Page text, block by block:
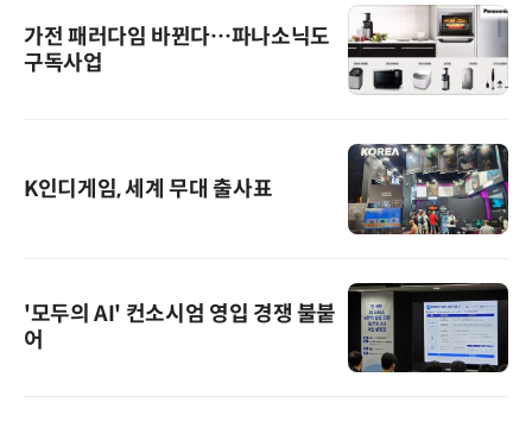
가전 패러다임 바뀐다…파나소닉도
구독사업
K인디게임, 세계 무대 출사표
'모두의 AI' 컨소시엄 영입 경쟁 불붙
어